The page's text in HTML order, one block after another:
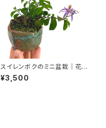
スイレンボクのミニ盆栽｜花を
楽しむ一点物｜高さ約10cm
¥3,500